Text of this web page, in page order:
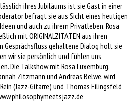
ihres Jubiläums ist sie Gast in einer
befragt sie aus Sicht eines heutigen
und auch zu ihrem Privatleben. Rosa
mit ORIGINALZITATEN aus ihren
Gesprächsfluss gehaltene Dialog holt sie
wir sie persönlich und fühlen uns
Die Talkshow mit Rosa Luxemburg,
Zitzmann und Andreas Belwe, wird
(Jazz-Gitarre) und Thomas Eilingsfeld